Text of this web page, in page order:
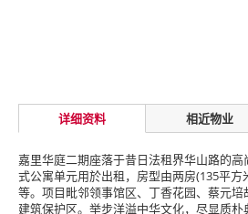
详细资料 相近物业
嘉里华庭二期座落于昔日法租界华山路的
式公寓单元用於出租，房型由两房(135平方
等。项目毗邻领事馆区、丁香花园、蔡元
建筑保护区。举步洋溢中华文化，尽显质